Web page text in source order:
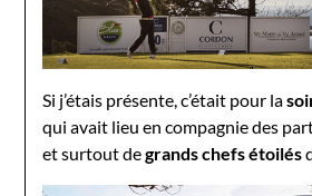
Si j’étais présente, c’était pour la
qui avait lieu en compagnie des
et surtout degrands chefs étoilés